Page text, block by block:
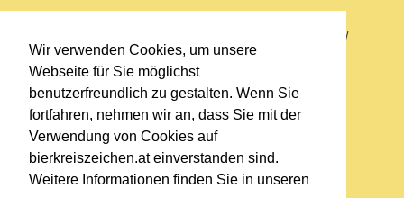
Wir verwenden Cookies, um unsere
Webseite für Sie möglichst
benutzerfreundlich zu gestalten. Wenn Sie
fortfahren, nehmen wir an, dass Sie mit der
Verwendung von Cookies auf
bierkreiszeichen.at einverstanden sind.
Weitere Informationen finden Sie in unseren
Sie befinden sich auf https://www.bierkreiszeichen.at/
im Pfad:Bierkreiszeichen/Gesammelte Biere
Erstellt: 2026-08-07
Links
Impressum